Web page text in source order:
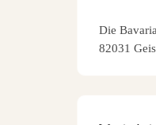
Die
82031